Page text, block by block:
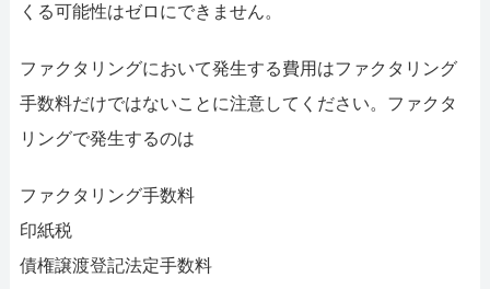
くる可能性はゼロにできません。
ファクタリングにおいて発生する費用はファクタリング
手数料だけではないことに注意してください。ファクタ
リングで発生するのは
ファクタリング手数料
印紙税
債権譲渡登記法定手数料